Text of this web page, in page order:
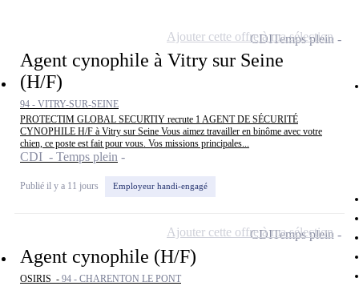
Agent cynophile à Vitry sur Seine
(H/F)
94 - VITRY-SUR-SEINE
PROTECTIM GLOBAL SECURTIY recrute 1 AGENT DE SÉCURITÉ
CYNOPHILE H/F à Vitry sur Seine Vous aimez travailler en binôme avec votre
chien, ce poste est fait pour vous. Vos missions principales...
CDI - Temps plein
Publié il y a 11 jours Employeur handi-engagé
CDITemps plein
Ajouter cette offre à ma sélection
Agent cynophile (H/F)
OSIRIS - 94 - CHARENTON LE PONT
CDITemps plein
Ajouter cette offre à ma sélection